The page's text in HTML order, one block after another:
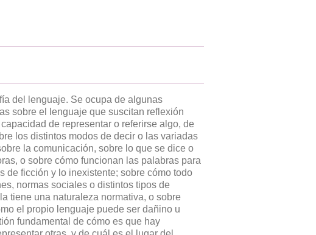
del lenguaje. Se ocupa de algunas
sobre el lenguaje que suscitan reflexión
de representar o referirse algo, de
los distintos modos de decir o las variadas
la comunicación, sobre lo que se dice o
o sobre cómo funcionan las palabras para
de ficción y lo inexistente; sobre cómo todo
normas sociales o distintos tipos de
tiene una naturaleza normativa, o sobre
el propio lenguaje puede ser dañino u
fundamental de cómo es que hay